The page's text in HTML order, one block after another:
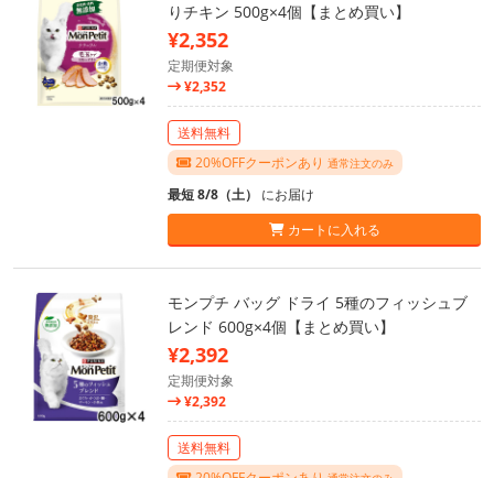
りチキン 500g×4個【まとめ買い】
¥2,352
定期便対象
¥2,352
送料無料
20%OFFクーポンあり 通常注文のみ
最短 8/8（土） にお届け
カートに入れる
モンプチ バッグ ドライ 5種のフィッシュブ
レンド 600g×4個【まとめ買い】
¥2,392
定期便対象
¥2,392
送料無料